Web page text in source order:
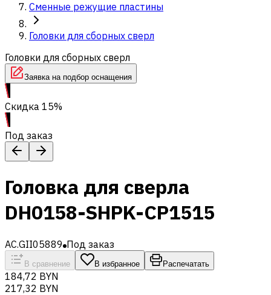
Сменные режущие пластины
Головки для сборных сверл
Головки для сборных сверл
Заявка на подбор оснащения
Скидка 15%
Под заказ
Головка для сверла
DH0158-SHPK-CP1515
AC.GII05889 Под заказ
В сравнение В избранное Распечатать
184,72 BYN
217,32 BYN